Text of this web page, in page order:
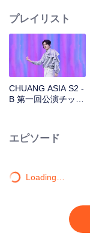
プレイリスト
CHUANG ASIA S2 -
B 第一回公演チッケ
エピソード
Loading…